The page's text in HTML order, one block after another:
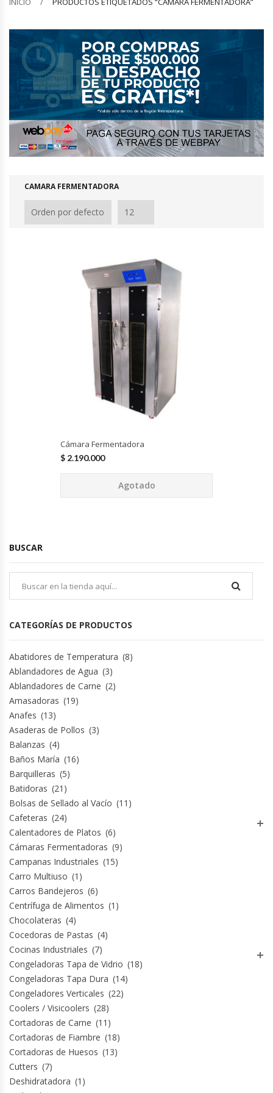
Batidoras
Bolsas De Sellado Al Vacío
Cafeteras
Calentadores De Platos
Campanas Industriales
Cocedoras De Pastas
Cocinas Industriales
Congeladoras Tapa De Vidrio
Congeladoras Tapa Dura
Coolers / Visicoolers
Cutters
Dispensadores De Salsas
Estanterías Y Repisas
Exhibidoras De Productos Calientes
Expendedoras De Jugo
Exprimidor De Naranjas
Exprimidoras De Cítricos
Extractoras De Jugos
Fabricadoras De Hielo
Formadora De Pizza
Freidoras Industriales
Frigobar
Granizadoras
Hervidores / Percoladores
Hornos A Piso Y Pizzeros
Hornos Cocción Acelerada
Hornos Eléctricos
CAMARA FERMENTADORA
Cámara Fermentadora
$ 2.190.000
Agotado
BUSCAR
CATEGORÍAS DE PRODUCTOS
Abatidores de Temperatura (8)
Ablandadores de Agua (3)
Ablandadores de Carne (2)
Amasadoras (19)
Anafes (13)
Asaderas de Pollos (3)
Balanzas (4)
Baños María (16)
Barquilleras (5)
Batidoras (21)
Bolsas de Sellado al Vacío (11)
Cafeteras (24)
Calentadores de Platos (6)
Cámaras Fermentadoras (9)
Campanas Industriales (15)
Carro Multiuso (1)
Carros Bandejeros (6)
Centrífuga de Alimentos (1)
Chocolateras (4)
Cocedoras de Pastas (4)
Cocinas Industriales (7)
Congeladoras Tapa de Vidrio (18)
Congeladoras Tapa Dura (14)
Congeladores Verticales (22)
Coolers / Visicoolers (28)
Cortadoras de Carne (11)
Cortadoras de Fiambre (18)
Cortadoras de Huesos (13)
Cutters (7)
Deshidratadora (1)